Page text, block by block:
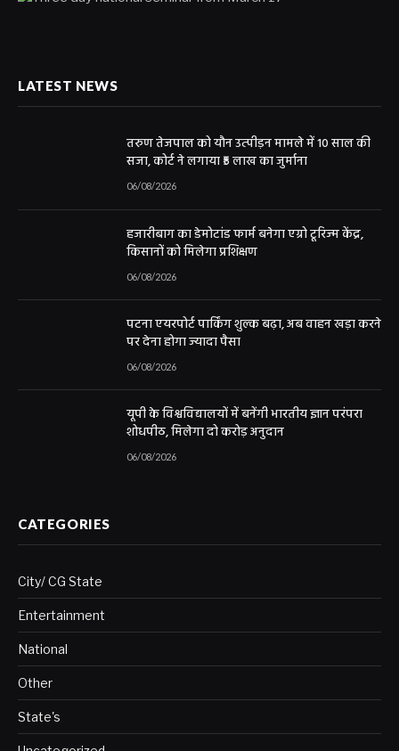
LATEST NEWS
तरुण तेजपाल को यौन उत्पीड़न मामले में 10 साल की
सजा, कोर्ट ने लगाया ₹5 लाख का जुर्माना
06/08/2026
हजारीबाग का डेमोटांड फार्म बनेगा एग्रो टूरिज्म केंद्र,
किसानों को मिलेगा प्रशिक्षण
06/08/2026
पटना एयरपोर्ट पार्किंग शुल्क बढ़ा, अब वाहन खड़ा करने
पर देना होगा ज्यादा पैसा
06/08/2026
यूपी के विश्वविद्यालयों में बनेंगी भारतीय ज्ञान परंपरा
शोधपीठ, मिलेगा दो करोड़ अनुदान
06/08/2026
CATEGORIES
City/ CG State
Entertainment
National
Other
State's